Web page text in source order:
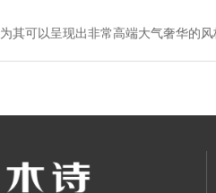
其可以呈现出非常高端大气奢华的风